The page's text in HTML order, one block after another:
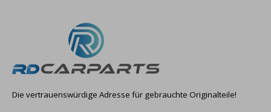
Die vertrauenswürdige Adresse für gebrauchte Originalteile!